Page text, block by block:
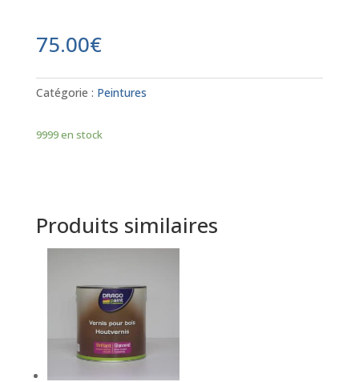
75.00€
Catégorie : Peintures
9999 en stock
Produits similaires